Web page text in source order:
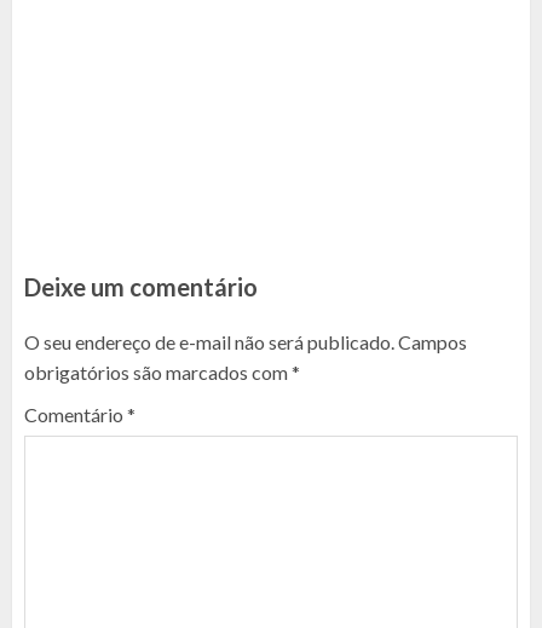
Deixe um comentário
O seu endereço de e-mail não será publicado. Campos
obrigatórios são marcados com*
Comentário *